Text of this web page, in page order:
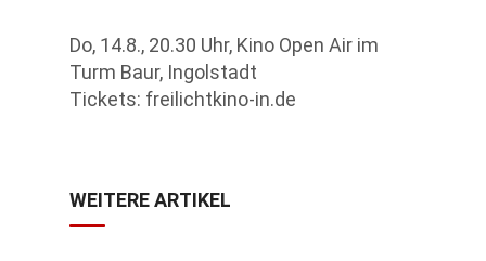
Do, 14.8., 20.30 Uhr, Kino Open Air im
Turm Baur, Ingolstadt
Tickets: freilichtkino-in.de
WEITERE ARTIKEL